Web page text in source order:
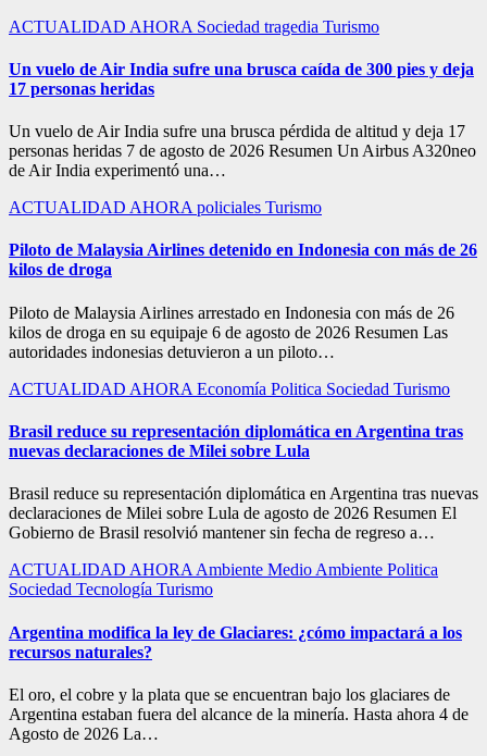
ACTUALIDAD AHORA Sociedad tragedia Turismo
Un vuelo de Air India sufre una brusca caída de 300 pies y deja
17 personas heridas
Un vuelo de Air India sufre una brusca pérdida de altitud y deja 17
personas heridas 7 de agosto de 2026 Resumen Un Airbus A320neo
de Air India experimentó una…
ACTUALIDAD AHORA policiales Turismo
Piloto de Malaysia Airlines detenido en Indonesia con más de 26
kilos de droga
Piloto de Malaysia Airlines arrestado en Indonesia con más de 26
kilos de droga en su equipaje 6 de agosto de 2026 Resumen Las
autoridades indonesias detuvieron a un piloto…
ACTUALIDAD AHORA Economía Politica Sociedad Turismo
Brasil reduce su representación diplomática en Argentina tras
nuevas declaraciones de Milei sobre Lula
Brasil reduce su representación diplomática en Argentina tras nuevas
declaraciones de Milei sobre Lula de agosto de 2026 Resumen El
Gobierno de Brasil resolvió mantener sin fecha de regreso a…
ACTUALIDAD AHORA Ambiente Medio Ambiente Politica
Sociedad Tecnología Turismo
Argentina modifica la ley de Glaciares: ¿cómo impactará a los
recursos naturales?
El oro, el cobre y la plata que se encuentran bajo los glaciares de
Argentina estaban fuera del alcance de la minería. Hasta ahora 4 de
Agosto de 2026 La…